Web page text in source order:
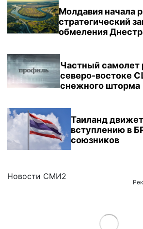
Молдавия начала
стратегический
обмеления
Частный самолет
северо-востоке
снежного шторма
Таиланд
вступлению в
союзников
Новости СМИ2
Load More